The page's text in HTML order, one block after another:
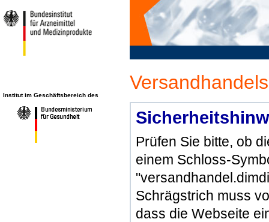
Institut im Geschäftsbereich des
Prüfen Sie bitte, ob
einem Schloss-
Schrägstrich muss
dass die Webseite